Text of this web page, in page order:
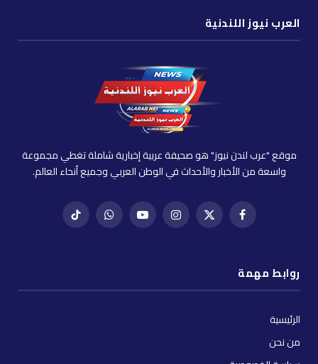
العرب نيوز اللندنية
موقع "عرب لندن نيوز" هو صحيفة عربية إخبارية شاملة تغطي مجموعة
واسعة من الأخبار والأحداث في الوطن العربي وجميع أنحاء العالم.
فيسبوكX
إنستغراميوتيوب واتساب تيك
روابط مهمة
الرئيسية
من نحن